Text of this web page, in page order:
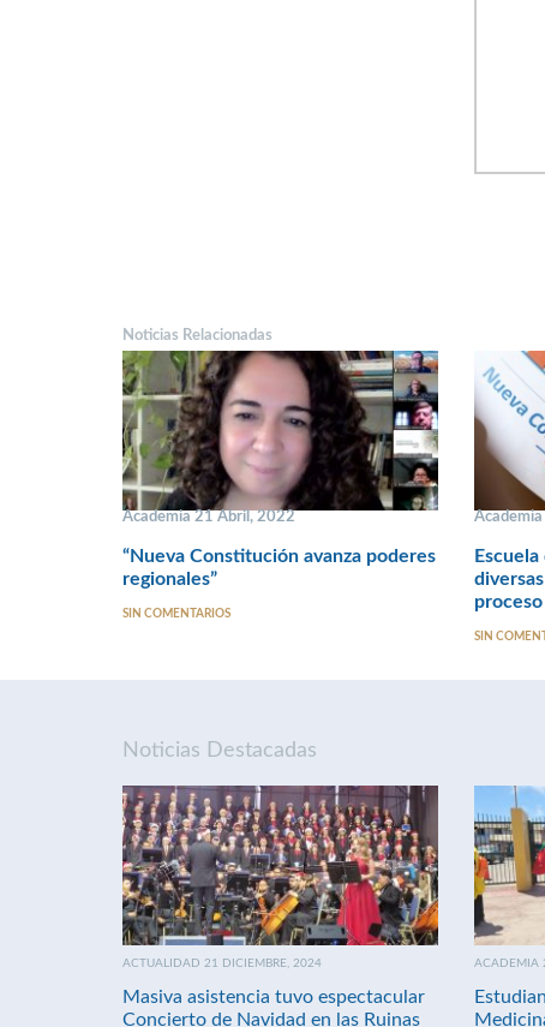
Noticias Relacionadas
Academia 21 Abril, 2022
“Nueva Constitución avanza poderes
regionales”
SIN COMENTARIOS
SIN
Noticias Destacadas
ACTUALIDAD 21 DICIEMBRE, 2024
Masiva asistencia tuvo espectacular
Concierto de Navidad en las Ruinas
ACADEMIA